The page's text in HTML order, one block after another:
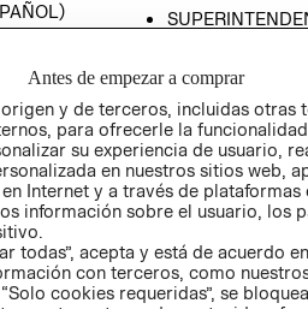
PETICIONES
QUEJAS Y
RECLAMOS
Antes de empezar a comprar
y de terceros, incluidas otras
para ofrecerle la
su experiencia de usuario,
en nuestros sitios web,
Internet y a través de plataformas
información sobre el usuario, los
todas”, acepta y está de acuerdo
con terceros, como
cookies requeridas”, se